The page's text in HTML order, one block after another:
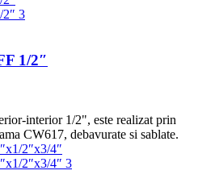
1/2″
interior 1/2", este realizat prin
CW617, debavurate si sablate.